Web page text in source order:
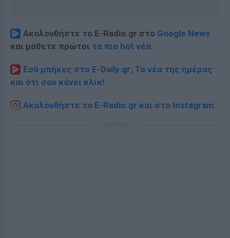
Ακολουθήστε το E-Radio.gr στο Google News
και μάθετε πρώτοι τα πιο hot νέα.
Εσύ μπήκες στο E-Daily.gr; Τα νέα της ημέρας
και ότι σου κάνει κλικ!
Ακολουθήστε το E-Radio.gr και στο Instagram